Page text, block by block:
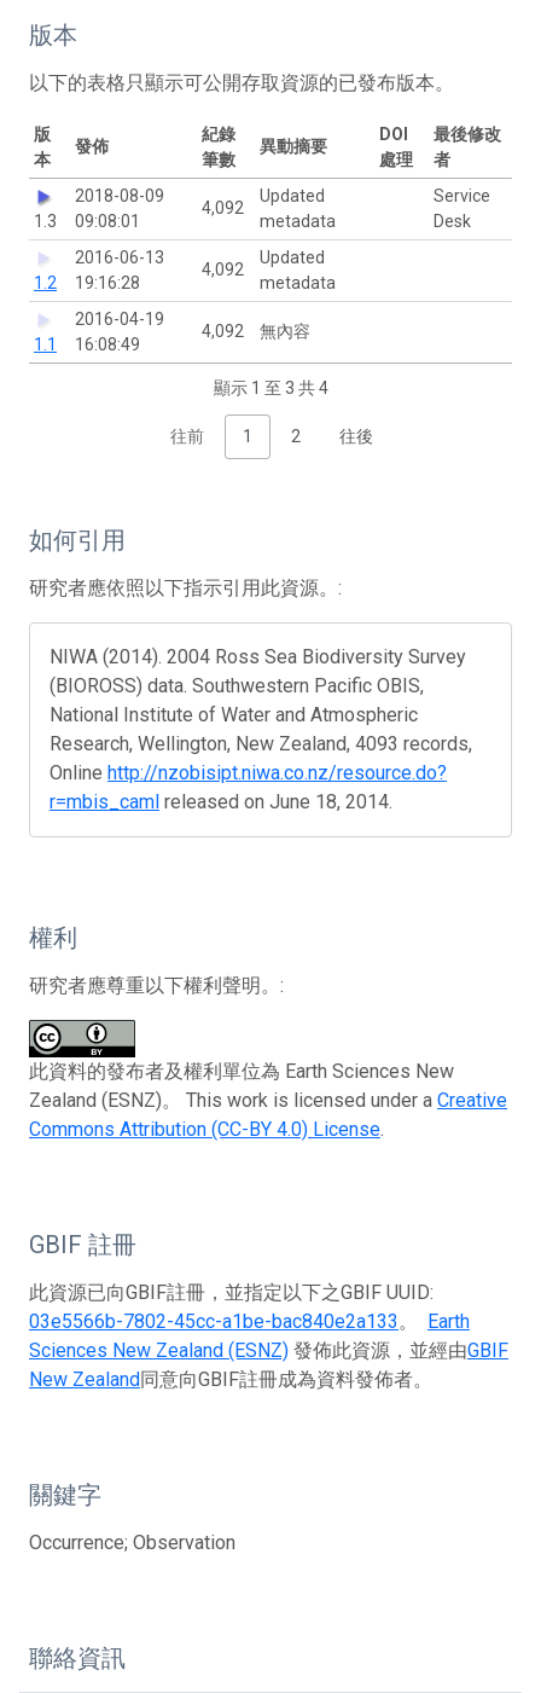
版本
以下的表格只顯示可公開存取資源的已發布版本。
版
本
發佈
紀錄
筆數
異動摘要
DOI
處理
最後修改
者
1.3
2018-08-09
09:08:01
4,092
Updated
metadata
Service
Desk
1.2
2016-06-13
19:16:28
4,092
Updated
metadata
1.1
2016-04-19
16:08:49
4,092 無內容
顯示 1 至 3 共 4
往前 1 2 往後
如何引用
研究者應依照以下指示引用此資源。:
NIWA (2014). 2004 Ross Sea Biodiversity Survey
(BIOROSS) data. Southwestern Pacific OBIS,
National Institute of Water and Atmospheric
Research, Wellington, New Zealand, 4093 records,
Online http://nzobisipt.niwa.co.nz/resource.do?
r=mbis_caml released on June 18, 2014.
權利
研究者應尊重以下權利聲明。:
此資料的發布者及權利單位為 Earth Sciences New
Zealand (ESNZ)。 This work is licensed under a Creative
Commons Attribution (CC-BY 4.0) License.
GBIF 註冊
此資源已向GBIF註冊，並指定以下之GBIF UUID:
03e5566b-7802-45cc-a1be-bac840e2a133。 Earth
Sciences New Zealand (ESNZ) 發佈此資源，並經由GBIF
New Zealand同意向GBIF註冊成為資料發佈者。
關鍵字
Occurrence; Observation
聯絡資訊